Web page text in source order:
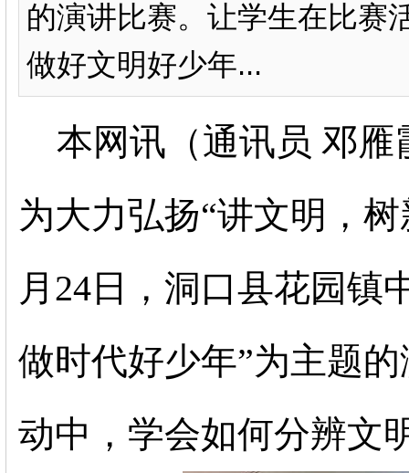
的演讲比赛。让学生在比赛
做好文明好少年...
本网讯（通讯员 邓
为大力弘扬“讲文明，
月 24日，洞口县花园镇
做时代好少年”为主题
动中，学会如何分辨文